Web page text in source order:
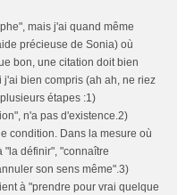
mais j'ai quand même
précieuse de Sonia) où
bon, une citation doit bien
j'ai bien compris (ah ah, ne riez
étapes :1)
n'a pas d'existence.2)
condition. Dans la mesure où
"la définir", "connaître
son sens même".3)
à "prendre pour vrai quelque